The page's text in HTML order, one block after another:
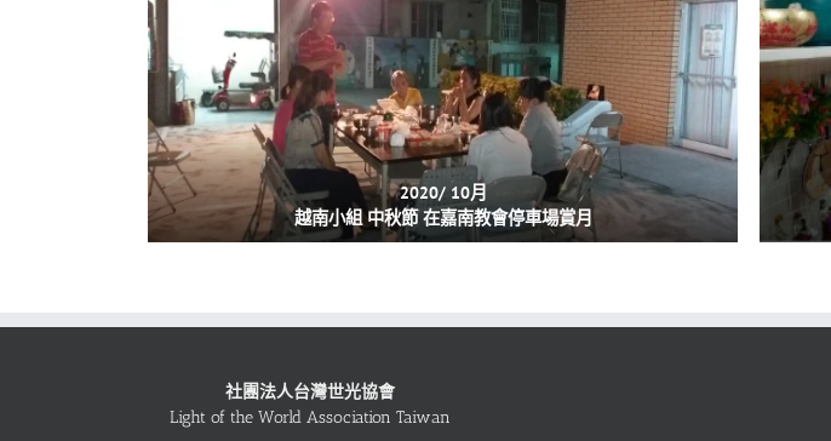
2020/ 10月
越南小組 中秋節 在嘉南教會停車場賞月
社團法人台灣世光協會
Light of the World Association Taiwan